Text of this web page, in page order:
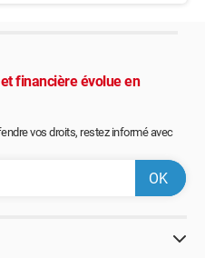
financière évolue en
vos droits, restez informé avec